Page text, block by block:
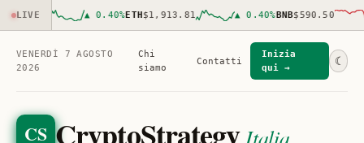
LIVE ▲ 0.40%ETH$1,913.81 ▲ 0.40%BNB$590.50
VENERDÌ 7 AGOSTO
2026
Chi
siamo
Contatti
Inizia
qui →
☾
CS CryptoStrategy.Italia